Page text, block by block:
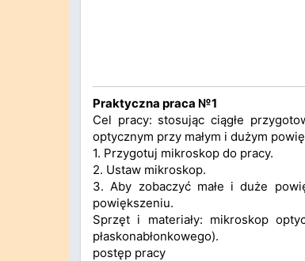
Praktyczna praca №1
Cel pracy: stosując ciągłe
optycznym przy małym i dużym
1. Przygotuj mikroskop do pracy.
2. Ustaw mikroskop.
3. Aby zobaczyć małe i duże
powiększeniu.
Sprzęt i materiały: mikroskop
płaskonabłonkowego).
postęp pracy